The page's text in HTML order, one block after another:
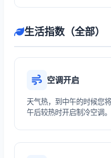
生活指数（全部）
空调开启
天气热，到中午的时候您
午后较热时开启制冷空调。